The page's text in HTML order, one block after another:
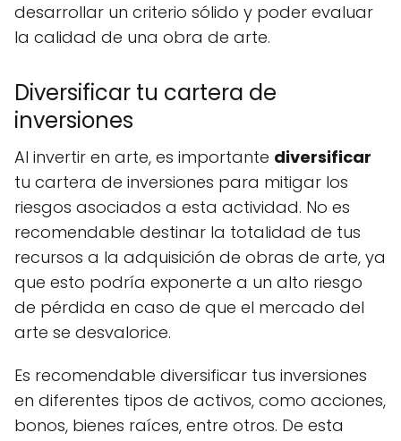
desarrollar un criterio sólido y poder evaluar
la calidad de una obra de arte.
Diversificar tu cartera de
inversiones
Al invertir en arte, es importante diversificar
tu cartera de inversiones para mitigar los
riesgos asociados a esta actividad. No es
recomendable destinar la totalidad de tus
recursos a la adquisición de obras de arte, ya
que esto podría exponerte a un alto riesgo
de pérdida en caso de que el mercado del
arte se desvalorice.
Es recomendable diversificar tus inversiones
en diferentes tipos de activos, como acciones,
bonos, bienes raíces, entre otros. De esta